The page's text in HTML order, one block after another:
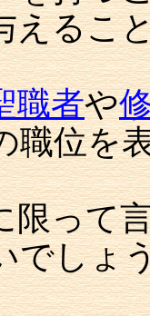
えるこ
職者や
職位を
って
でしょ